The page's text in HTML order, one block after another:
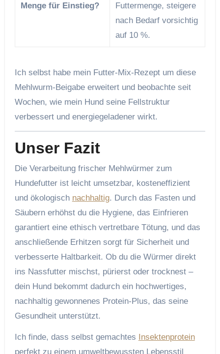
Menge für Einstieg?
Futtermenge, steigere
nach Bedarf vorsichtig
auf 10 %.
Ich selbst habe mein Futter-Mix-Rezept um diese
Mehlwurm-Beigabe erweitert und beobachte seit
Wochen, wie mein Hund seine Fellstruktur
verbessert und energiegeladener wirkt.
Unser Fazit
Die Verarbeitung frischer Mehlwürmer zum
Hundefutter ist leicht umsetzbar, kosteneffizient
und ökologisch nachhaltig. Durch das Fasten und
Säubern erhöhst du die Hygiene, das Einfrieren
garantiert eine ethisch vertretbare Tötung, und das
anschließende Erhitzen sorgt für Sicherheit und
verbesserte Haltbarkeit. Ob du die Würmer direkt
ins Nassfutter mischst, pürierst oder trocknest –
dein Hund bekommt dadurch ein hochwertiges,
nachhaltig gewonnenes Protein-Plus, das seine
Gesundheit unterstützt.
Ich finde, dass selbst gemachtes
Insektenprotein
perfekt zu einem umweltbewussten Lebensstil